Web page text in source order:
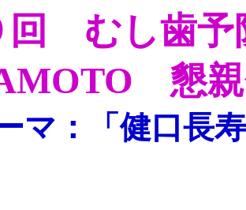
回 むし歯
懇親
マ：「健口長